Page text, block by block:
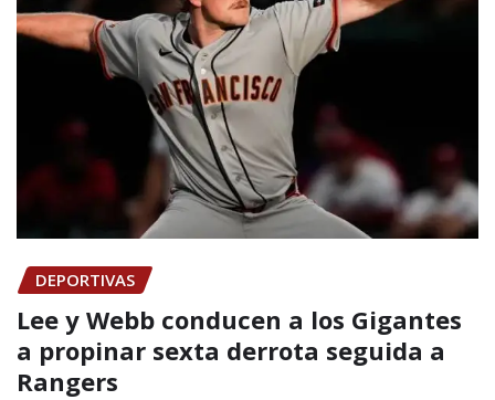
DEPORTIVAS
Lee y Webb conducen a los Gigantes
a propinar sexta derrota seguida a
Rangers